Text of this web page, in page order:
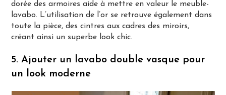
dorée des armoires aide à mettre en valeur le meuble-
lavabo. L’utilisation de l’or se retrouve également dans
toute la pièce, des cintres aux cadres des miroirs,
créant ainsi un superbe look chic.
5. Ajouter un lavabo double vasque pour
un look moderne